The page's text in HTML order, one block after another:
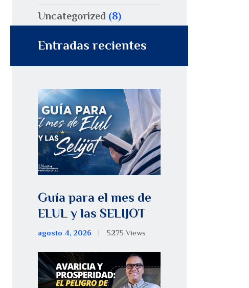
Uncategorized (8)
Entradas recientes
Guía para el mes de
ELUL y las SELIJOT
agosto 4, 2026 5275 Views